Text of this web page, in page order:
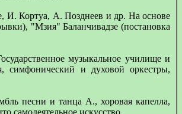
И. Кортуа, А. Позднеев и др. На основе
"Мзия" Баланчивадзе (постановка
музыкальное училище и
симфонический и духовой оркестры,
песни и танца А., хоровая капелла,
самодеятельное искусство.